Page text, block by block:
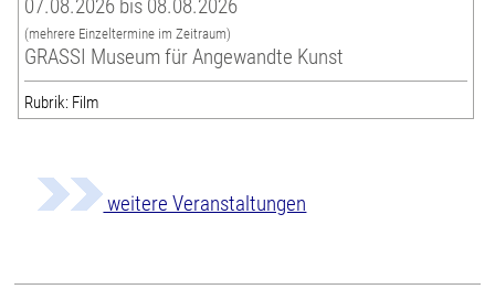
07.08.2026 bis 08.08.2026
(mehrere Einzeltermine im Zeitraum)
GRASSI Museum für Angewandte Kunst
Rubrik: Film
weitere Veranstaltungen